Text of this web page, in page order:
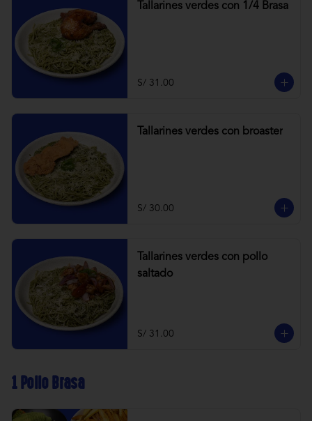
Tallarines verdes con 1/4 Brasa
S/ 31.00
Tallarines verdes con broaster
S/ 30.00
Tallarines verdes con pollo
saltado
S/ 31.00
1 Pollo Brasa